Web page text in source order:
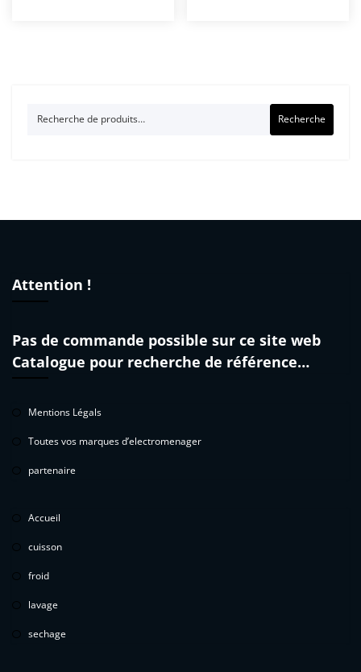
Recherche
Attention !
Pas de commande possible sur ce site web
Catalogue pour recherche de référence…
Mentions Légals
Toutes vos marques d’electromenager
partenaire
Accueil
cuisson
froid
lavage
sechage